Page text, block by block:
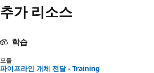
함
추가 리소스
학습
모듈
파이프라인 개체 전달 - Training